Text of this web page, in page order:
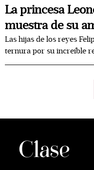
La princesa
muestra de su
Las hijas de los reyes
ternura por su increíble